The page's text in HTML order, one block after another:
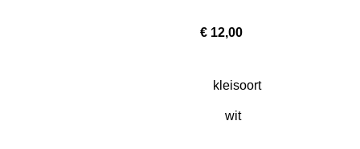
€ 12,00
kleisoort